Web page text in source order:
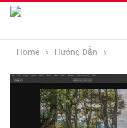
Home Hướng Dẫn